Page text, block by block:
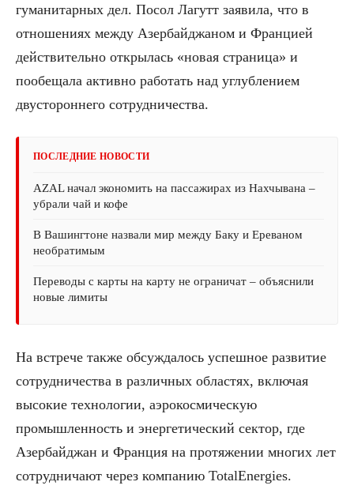
гуманитарных дел. Посол Лагутт заявила, что в
отношениях между Азербайджаном и Францией
действительно открылась «новая страница» и
пообещала активно работать над углублением
двустороннего сотрудничества.
ПОСЛЕДНИЕ НОВОСТИ
AZAL начал экономить на пассажирах из Нахчывана –
убрали чай и кофе
В Вашингтоне назвали мир между Баку и Ереваном
необратимым
Переводы с карты на карту не ограничат – объяснили
новые лимиты
На встрече также обсуждалось успешное развитие
сотрудничества в различных областях, включая
высокие технологии, аэрокосмическую
промышленность и энергетический сектор, где
Азербайджан и Франция на протяжении многих лет
сотрудничают через компанию TotalEnergies.